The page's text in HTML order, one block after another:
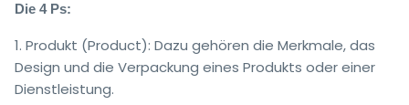
Die 4 Ps:
1. Produkt (Product): Dazu gehören die Merkmale, das
Design und die Verpackung eines Produkts oder einer
Dienstleistung.